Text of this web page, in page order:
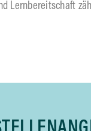
Lernbereitschaft